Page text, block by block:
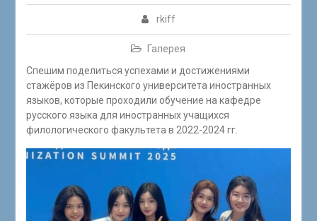
rkiff
Галерея
Спешим поделиться успехами и достижениями
стажёров из Пекинского университета иностранных
языков, которые проходили обучение на кафедре
русского языка для иностранных учащихся
филологического факультета в 2022-2024 гг.